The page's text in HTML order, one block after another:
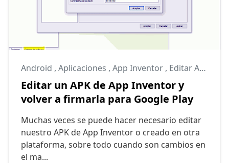
Android , Aplicaciones , App Inventor , Editar APK
Editar un APK de App Inventor y
volver a firmarla para Google Play
Muchas veces se puede hacer necesario editar
nuestro APK de App Inventor o creado en otra
plataforma, sobre todo cuando son cambios en
el ma...